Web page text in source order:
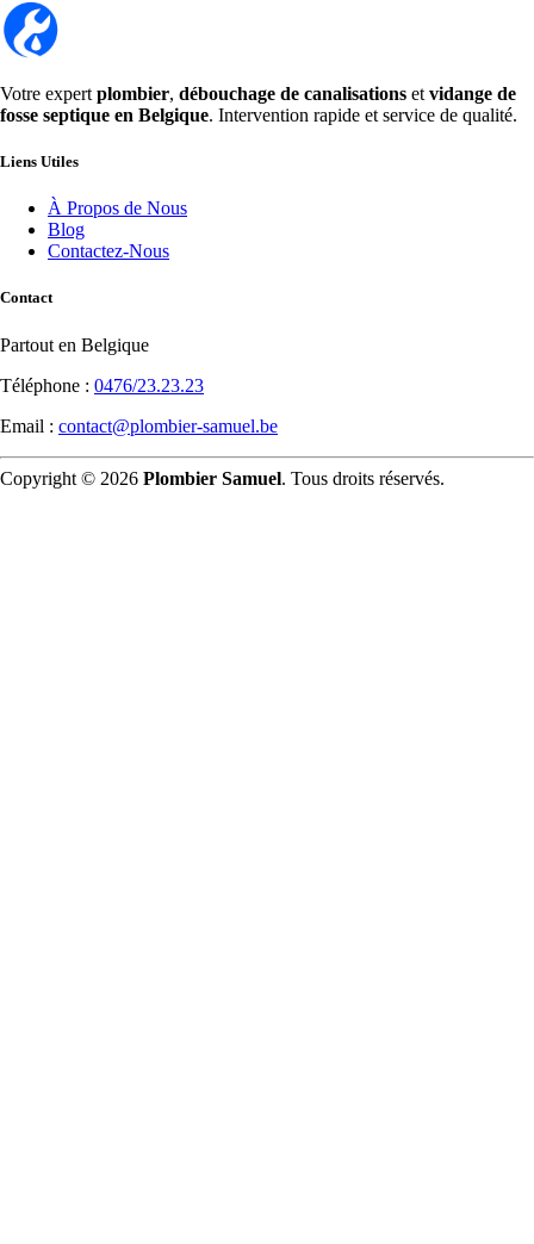
Votre expert plombier, débouchage de canalisations et vidange de
fosse septique en Belgique. Intervention rapide et service de qualité.
Liens Utiles
À Propos de Nous
Blog
Contactez-Nous
Contact
Partout en Belgique
Téléphone : 0476/23.23.23
Email : contact@plombier-samuel.be
Copyright © 2026 Plombier Samuel. Tous droits réservés.